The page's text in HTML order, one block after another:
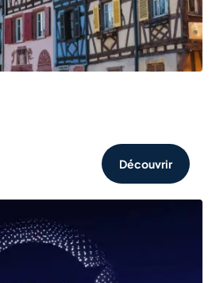
Découvrir